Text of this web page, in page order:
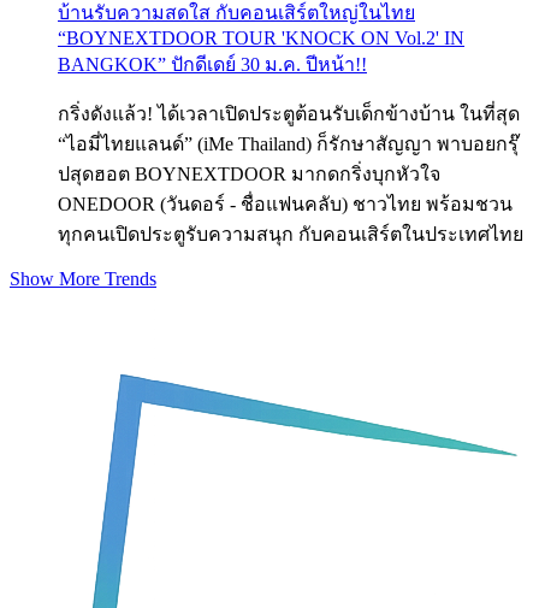
บ้านรับความสดใส กับคอนเสิร์ตใหญ่ในไทย
“BOYNEXTDOOR TOUR 'KNOCK ON Vol.2' IN
BANGKOK” ปักดีเดย์ 30 ม.ค. ปีหน้า!!
กริ่งดังแล้ว! ได้เวลาเปิดประตูต้อนรับเด็กข้างบ้าน ในที่สุด
“ไอมี่ไทยแลนด์” (iMe Thailand) ก็รักษาสัญญา พาบอยกรุ๊
ปสุดฮอต BOYNEXTDOOR มากดกริ่งบุกหัวใจ
ONEDOOR (วันดอร์ - ชื่อแฟนคลับ) ชาวไทย พร้อมชวน
ทุกคนเปิดประตูรับความสนุก กับคอนเสิร์ตในประเทศไทย
Show More Trends